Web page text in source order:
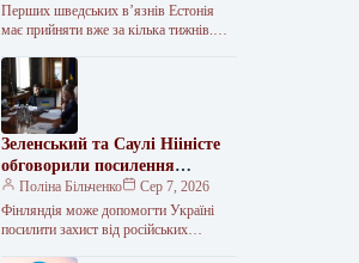
Перших шведських в’язнів Естонія
має прийняти вже за кілька тижнів.
меморандум про оренду Тартуської
в’язниці. Документ…
Зеленський та Саулі Нііністе
обговорили посилення
української ППО та
постачання ракет
Поліна Більченко
Сер 7, 2026
Фінляндія може допомогти Україні
посилити захист від російських